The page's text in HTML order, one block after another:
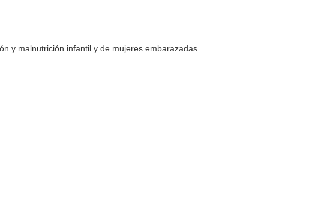
y malnutrición infantil y de mujeres embarazadas.